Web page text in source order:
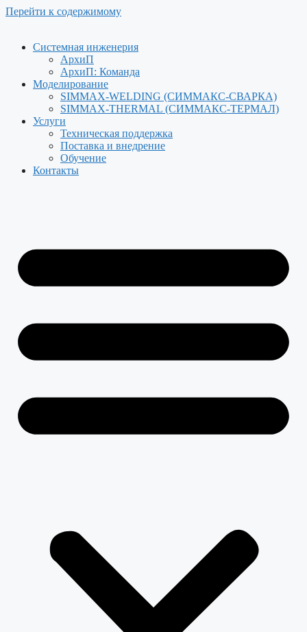
Перейти к содержимому
Системная инженерия
АрхиП
АрхиП: Команда
Моделирование
SIMMAX-WELDING (СИММАКС-СВАРКА)
SIMMAX-THERMAL (СИММАКС-ТЕРМАЛ)
Услуги
Техническая поддержка
Поставка и внедрение
Обучение
Контакты